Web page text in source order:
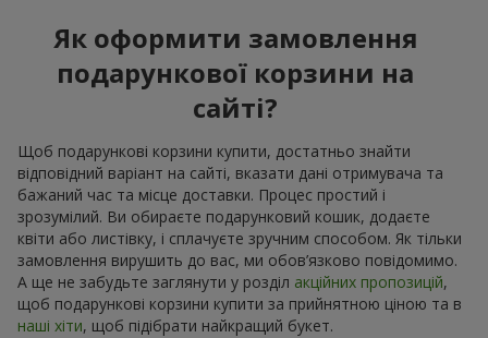
Як оформити замовлення
подарункової корзини на
сайті?
Щоб подарункові корзини купити, достатньо знайти
відповідний варіант на сайті, вказати дані отримувача та
бажаний час та місце доставки. Процес простий і
зрозумілий. Ви обираєте подарунковий кошик, додаєте
квіти або листівку, і сплачуєте зручним способом. Як тільки
замовлення вирушить до вас, ми обов’язково повідомимо.
А ще не забудьте заглянути у розділ акційних пропозицій,
щоб подарункові корзини купити за прийнятною ціною та в
наші хіти, щоб підібрати найкращий букет.